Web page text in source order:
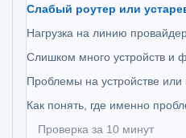
Слабый роутер или
Нагрузка на линию
Слишком много устройств и
Проблемы на устройстве или
Как понять, где именно
Проверка за 10 минут